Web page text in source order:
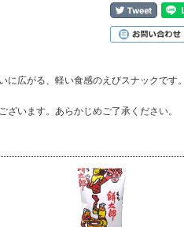
に広がる、軽い食感のえびスナックです
います。あらかじめご了承ください。